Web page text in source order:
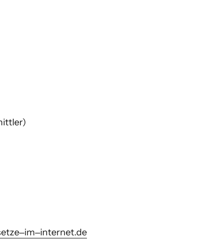
im‒internet.de